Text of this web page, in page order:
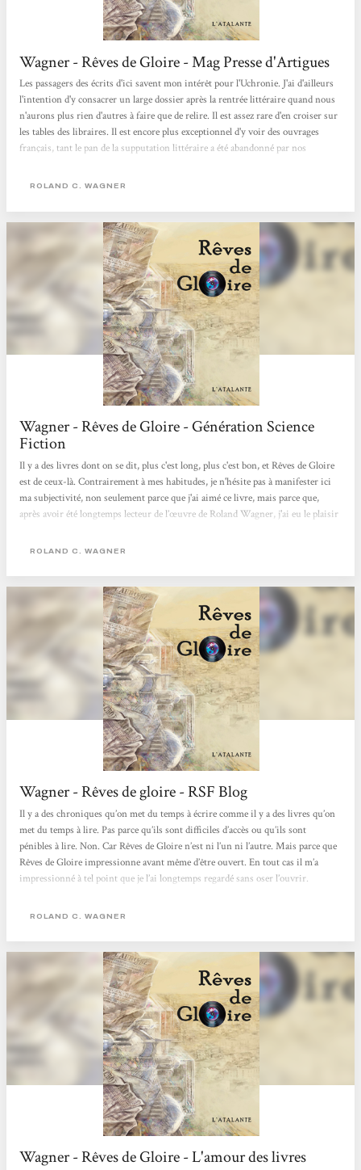
Wagner - Rêves de Gloire - Mag Presse d'Artigues
Les passagers des écrits d'ici savent mon intérêt pour l'Uchronie. J'ai d'ailleurs
l'intention d'y consacrer un large dossier après la rentrée littéraire quand nous
n'aurons plus rien d'autres à faire que de relire. Il est assez rare d'en croiser sur
les tables des libraires. Il est encore plus exceptionnel d'y voir des ouvrages
français, tant le pan de la supputation littéraire a été abandonné par nos
paramètres. De Gaulle est mort, dans un attentat, tout ça parce qu'il ne voulait
ROLAND C. WAGNER
Wagner - Rêves de Gloire - Génération Science
Fiction
Il y a des livres dont on se dit, plus c'est long, plus c'est bon, et Rêves de Gloire
est de ceux-là. Contrairement à mes habitudes, je n'hésite pas à manifester ici
ma subjectivité, non seulement parce que j'ai aimé ce livre, mais parce que,
après avoir été longtemps lecteur de l’œuvre de Roland Wagner, j'ai eu le plaisir
de ce roman. Ainsi, même si ma critique se veut équilibrée, elle est aussi
ROLAND C. WAGNER
Wagner - Rêves de gloire - RSF Blog
Il y a des chroniques qu’on met du temps à écrire comme il y a des livres qu’on
met du temps à lire. Pas parce qu’ils sont difficiles d’accès ou qu’ils sont
pénibles à lire. Non. Car Rêves de Gloire n’est ni l’un ni l’autre. Mais parce que
Rêves de Gloire impressionne avant même d’être ouvert. En tout cas il m’a
impressionné à tel point que je l’ai longtemps regardé sans oser l’ouvrir.
il n’y a pas de longueurs,...
ROLAND C. WAGNER
Wagner - Rêves de Gloire - L'amour des livres